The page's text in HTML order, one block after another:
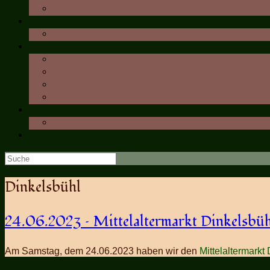
Suche
Dinkelsbühl
24.06.2023 – Mittelaltermarkt
Am Samstag, dem 24.06.2023 haben wir den Mittelaltermarkt